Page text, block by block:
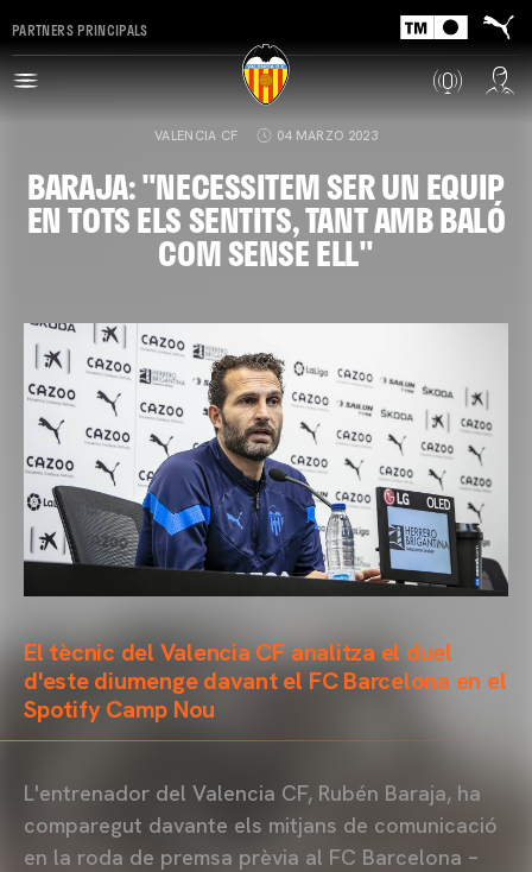
PARTNERS PRINCIPALS
VALENCIA CF 04 MARZO 2023
BARAJA: "NECESSITEM SER UN EQUIP
EN TOTS ELS SENTITS, TANT AMB BALÓ
COM SENSE ELL"
El tècnic del Valencia CF analitza el duel
d'este diumenge davant el FC Barcelona en el
Spotify Camp Nou
L'entrenador del Valencia CF, Rubén Baraja, ha
comparegut davante els mitjans de comunicació
en la roda de premsa prèvia al FC Barcelona –